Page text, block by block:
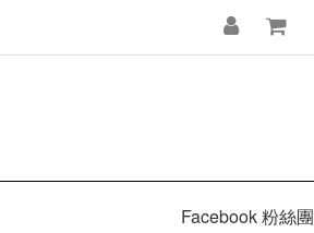
Facebook 粉絲團